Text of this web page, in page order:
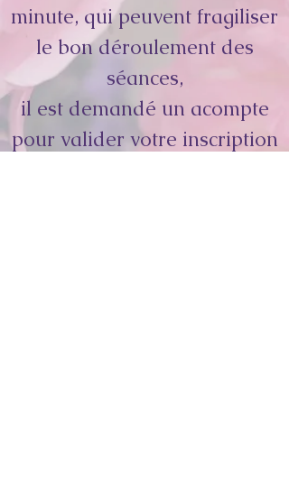
minute, qui peuvent fragiliser
le bon déroulement des
séances,
il est demandé un acompte
pour valider votre inscription